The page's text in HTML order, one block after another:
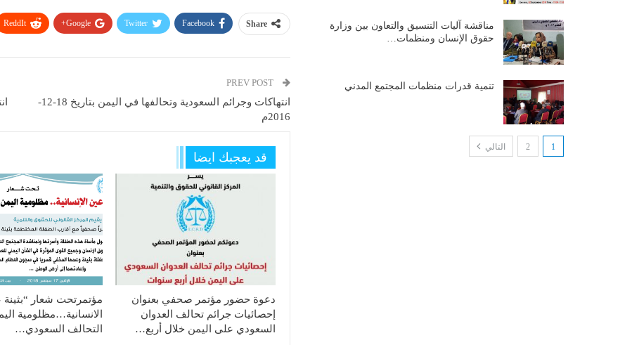
Share
Facebook
Twitter
Google+
ReddIt
PREV POST
انتهاكات وجرائم السعودية وتحالفها في اليمن بتاريخ 18-12-
2016م
قد يعجبك ايضا
دعوة حضور مؤتمر صحفي بعنوان
إحصائيات جرائم تحالف العدوان
السعودي على اليمن خلال أربع…
مؤتمرتحت شعار “بثينة
الانسانية…مظلومية
التحالف السعودي…
مناقشة آليات التنسيق والتعاون بين وزارة
حقوق الإنسان ومنظمات…
تنمية قدرات منظمات المجتمع المدني
1
2 التالي